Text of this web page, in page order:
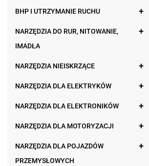
BHP I UTRZYMANIE RUCHU
NARZĘDZIA DO RUR, NITOWANIE,
IMADŁA
NARZĘDZIA NIEISKRZĄCE
NARZĘDZIA DLA ELEKTRYKÓW
NARZĘDZIA DLA ELEKTRONIKÓW
NARZĘDZIA DLA MOTORYZACJI
NARZĘDZIA DLA POJAZDÓW
PRZEMYSŁOWYCH